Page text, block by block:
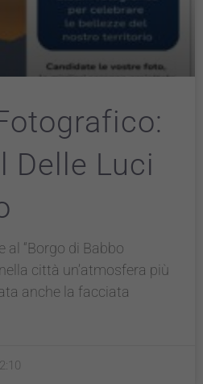
Delle Luci
al “Borgo di Babbo
città un’atmosfera più
anche la facciata